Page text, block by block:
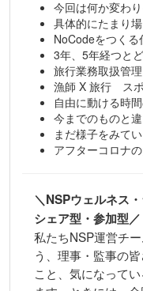
今回は何か変わ
具体的にたまり
NoCodeをつくる
3年、5年経つと
旅行業務取扱管理
漁師 X 旅行 ス
自由に動ける時
今までのものと
まだ様子をみて
アフターコロナ
＼NSPウェルネス
シェア型・参加型／
私たちNSP運営チ
う、理事・監事の
こと、気になって